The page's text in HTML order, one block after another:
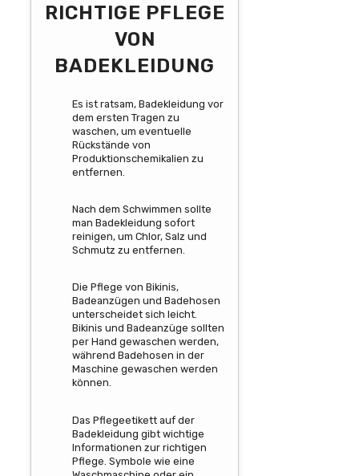
RICHTIGE PFLEGE
VON
BADEKLEIDUNG
Es ist ratsam, Badekleidung vor
dem ersten Tragen zu
waschen, um eventuelle
Rückstände von
Produktionschemikalien zu
entfernen.
Nach dem Schwimmen sollte
man Badekleidung sofort
reinigen, um Chlor, Salz und
Schmutz zu entfernen.
Die Pflege von Bikinis,
Badeanzügen und Badehosen
unterscheidet sich leicht.
Bikinis und Badeanzüge sollten
per Hand gewaschen werden,
während Badehosen in der
Maschine gewaschen werden
können.
Das Pflegeetikett auf der
Badekleidung gibt wichtige
Informationen zur richtigen
Pflege. Symbole wie eine